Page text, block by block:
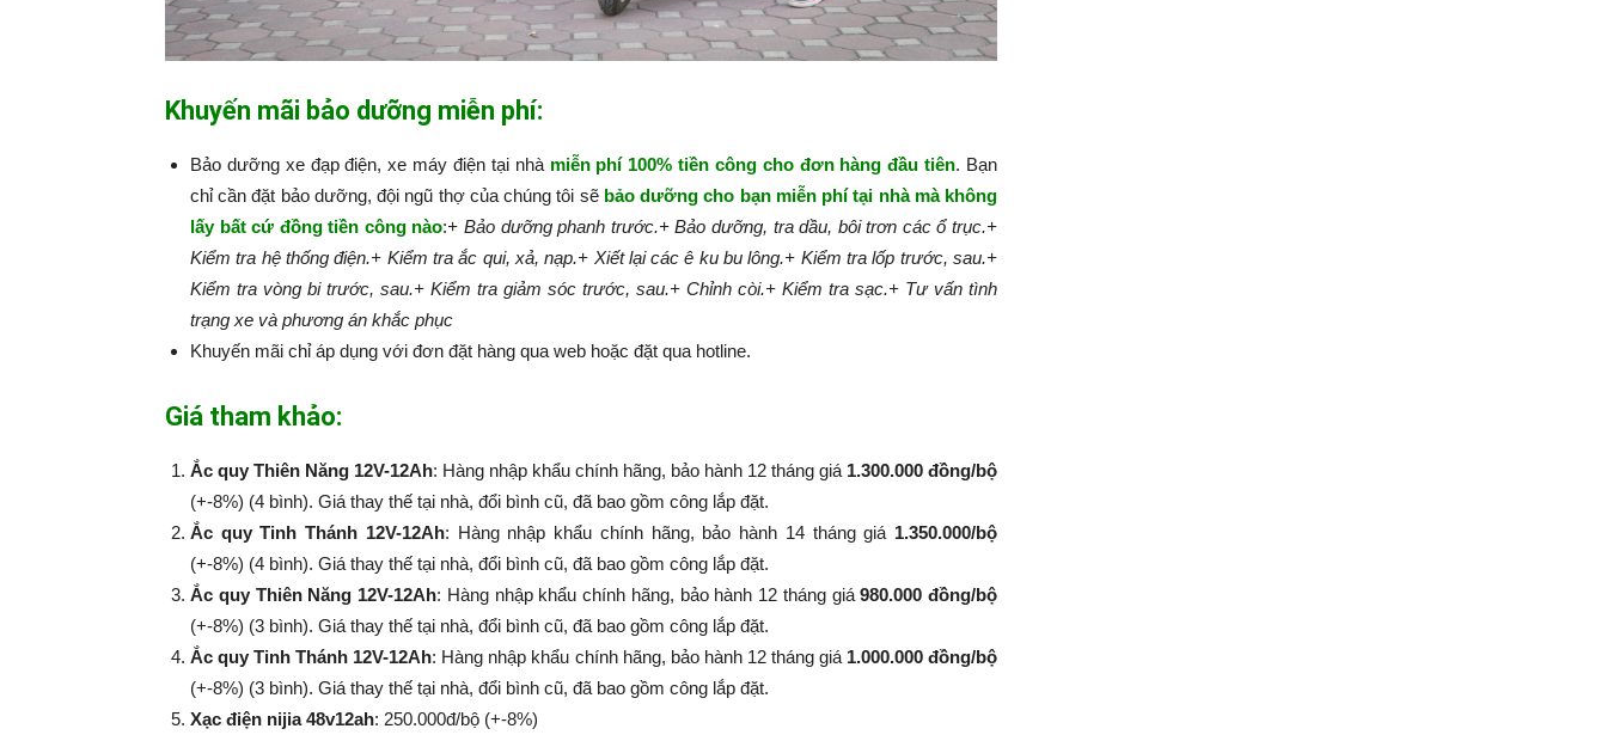
Khuyến mãi bảo dưỡng miễn phí:
Bảo dưỡng xe đạp điện, xe máy điện tại nhà miễn phí 100% tiền công cho đơn hàng đầu tiên. Bạn
chỉ cần đặt bảo dưỡng, đội ngũ thợ của chúng tôi sẽ bảo dưỡng cho bạn miễn phí tại nhà mà không
lấy bất cứ đồng tiền công nào:​​​​​+ Bảo dưỡng phanh trước.+ Bảo dưỡng, tra dầu, bôi trơn các ổ trục.+
Kiểm tra hệ thống điện.+ Kiểm tra ắc qui, xả, nạp.+ Xiết lại các ê ku bu lông.+ Kiểm tra lốp trước, sau.+
Kiểm tra vòng bi trước, sau.+ Kiểm tra giảm sóc trước, sau.+ Chỉnh còi.+ Kiểm tra sạc.+ Tư vấn tình
trạng xe và phương án khắc phục
Khuyến mãi chỉ áp dụng với đơn đặt hàng qua web hoặc đặt qua hotline.
Giá tham khảo:
Ắc quy Thiên Năng 12V-12Ah: Hàng nhập khẩu chính hãng, bảo hành 12 tháng giá 1.300.000 đồng/bộ
(+-8%) (4 bình). Giá thay thế tại nhà, đổi bình cũ, đã bao gồm công lắp đặt.
Ắc quy Tinh Thánh 12V-12Ah: Hàng nhập khẩu chính hãng, bảo hành 14 tháng giá 1.350.000/bộ
(+-8%​​​​​​​) (4 bình). Giá thay thế tại nhà, đổi bình cũ, đã bao gồm công lắp đặt.
Ắc quy Thiên Năng 12V-12Ah: Hàng nhập khẩu chính hãng, bảo hành 12 tháng giá980.000 đồng/bộ
(+-8%​​​​​​​) (3 bình). Giá thay thế tại nhà, đổi bình cũ, đã bao gồm công lắp đặt.
Ắc quy Tinh Thánh 12V-12Ah: Hàng nhập khẩu chính hãng, bảo hành 12 tháng giá 1.000.000 đồng/bộ
(+-8%​​​​​​​) (3 bình). Giá thay thế tại nhà, đổi bình cũ, đã bao gồm công lắp đặt.
Xạc điện nijia 48v12ah: 250.000đ/bộ (+-8%​​​​​​​)